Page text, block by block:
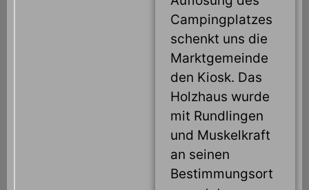
Campingplatzes
schenkt uns die
Marktgemeinde
den Kiosk. Das
Holzhaus wurde
mit Rundlingen
und Muskelkraft
an seinen
Bestimmungsort